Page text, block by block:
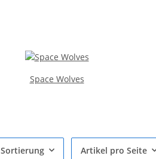
Space Wolves
Sortierung Artikel pro Seite